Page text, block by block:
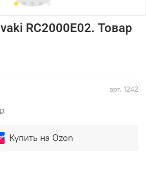
арт. 1242
RC2000E02. Товар
Купить на Ozon